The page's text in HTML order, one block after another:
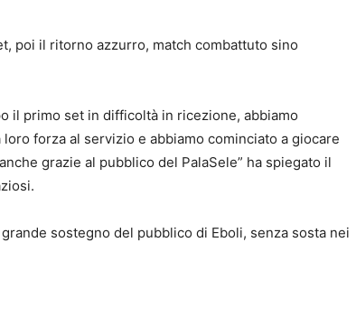
poi il ritorno azzurro, match combattuto sino
il primo set in difficoltà in ricezione, abbiamo
forza al servizio e abbiamo cominciato a giocare
grazie al pubblico del PalaSele” ha spiegato il
sostegno del pubblico di Eboli, senza sosta nei